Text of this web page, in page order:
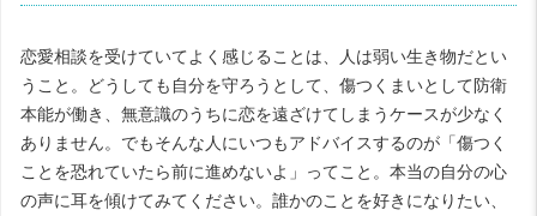
恋愛相談を受けていてよく感じることは、人は弱い生き物だとい
うこと。どうしても自分を守ろうとして、傷つくまいとして防衛
本能が働き、無意識のうちに恋を遠ざけてしまうケースが少なく
ありません。でもそんな人にいつもアドバイスするのが「傷つく
ことを恐れていたら前に進めないよ」ってこと。本当の自分の心
の声に耳を傾けてみてください。誰かのことを好きになりたい、